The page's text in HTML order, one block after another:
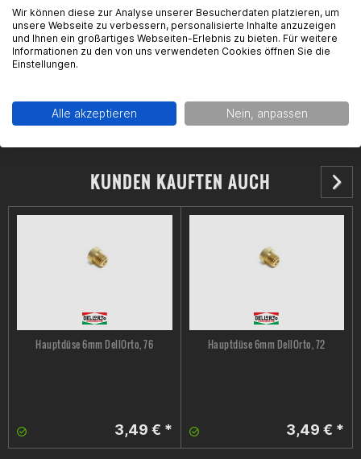
22060 Cabiate
Kontakt: https://www.dellorto.it/en/contacts/
KUNDEN KAUFTEN AUCH
Hauptdüse 6mm DellOrto, 76
3,49 € *
Hauptdüse 6mm DellOrto, 72
3,49 € *
Wir können diese zur Analyse unserer Besucherdaten platzieren, um
unsere Webseite zu verbessern, personalisierte Inhalte anzuzeigen
und Ihnen ein großartiges Webseiten-Erlebnis zu bieten. Für weitere
Informationen zu den von uns verwendeten Cookies öffnen Sie die
Einstellungen.
Alle akzeptieren Nein, anpassen